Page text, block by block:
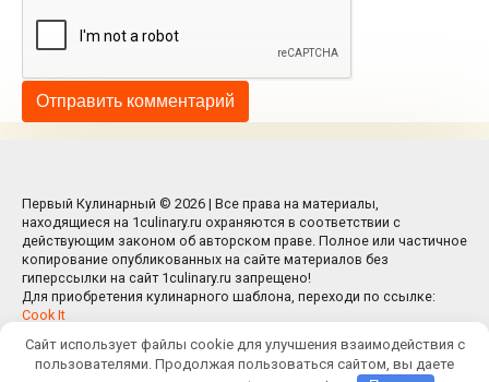
Первый Кулинарный © 2026 | Все права на материалы,
находящиеся на 1culinary.ru охраняются в соответствии с
действующим законом об авторском праве. Полное или частичное
копирование опубликованных на сайте материалов без
гиперссылки на сайт 1culinary.ru запрещено!
Для приобретения кулинарного шаблона, переходи по ссылке:
Cook It
Сайт использует файлы cookie для улучшения взаимодействия с
пользователями. Продолжая пользоваться сайтом, вы даете